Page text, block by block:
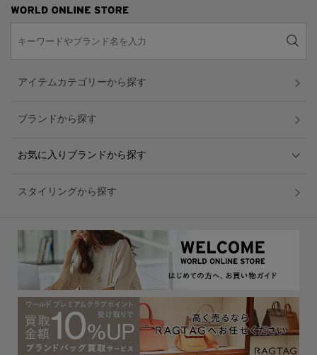
アイテムカテゴリーから探す
ブランドから探す
お気に入りブランドから探す
スタイリングから探す